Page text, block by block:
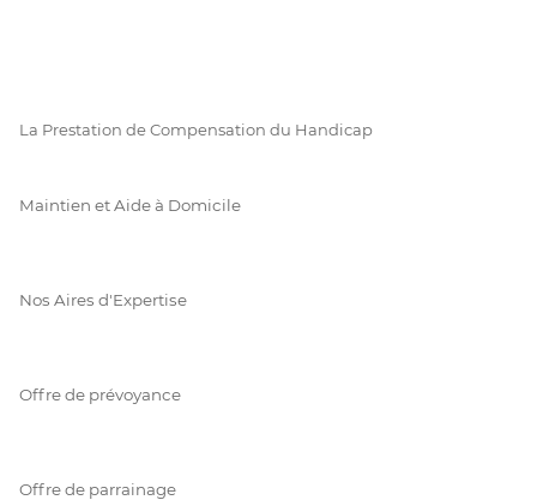
La Prestation de Compensation du Handicap
Maintien et Aide à Domicile
Nos Aires d'Expertise
Offre de prévoyance
Offre de parrainage